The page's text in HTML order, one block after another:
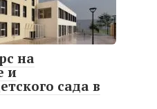
на
и
сада в